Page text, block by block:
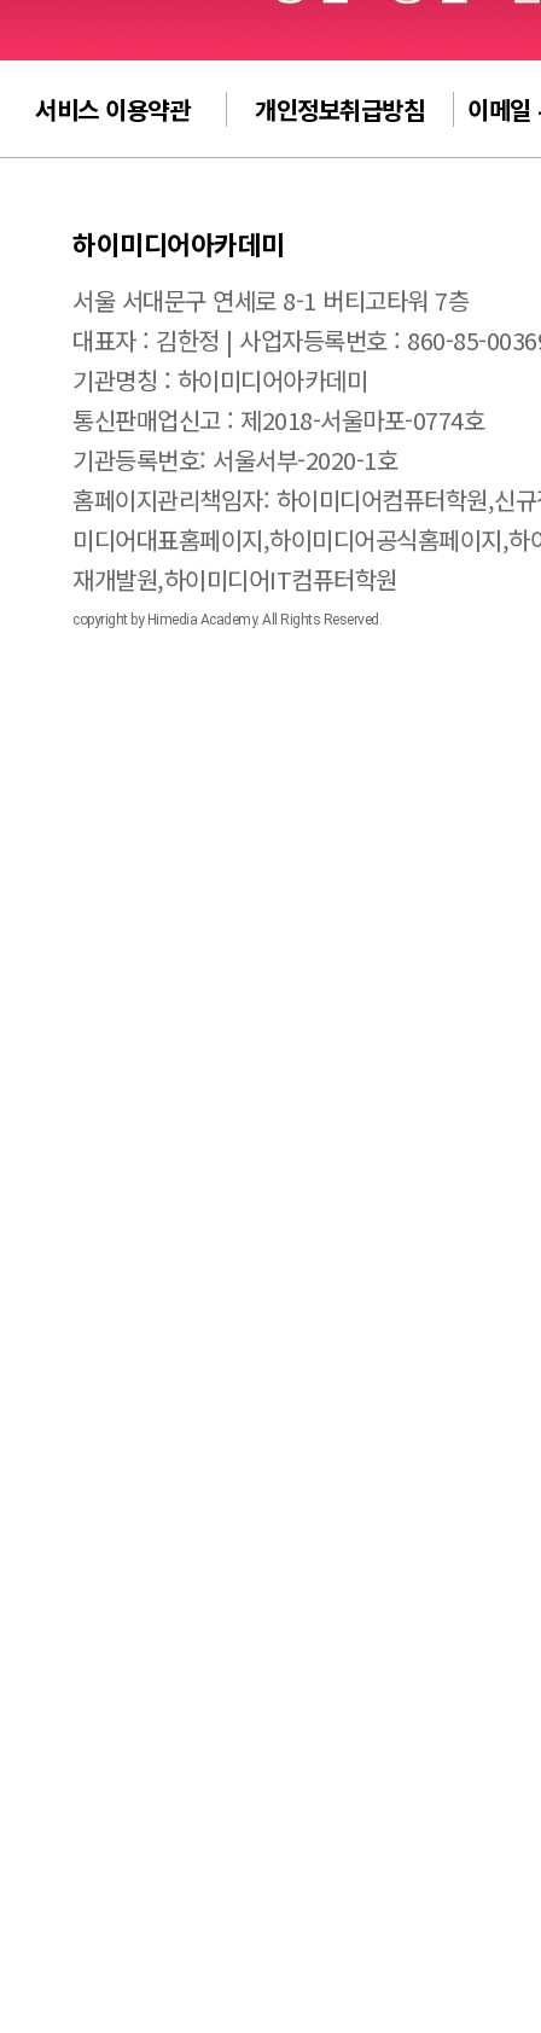
서비스 이용약관 개인정보취급방침 이메일
하이미디어아카데미
서울 서대문구 연세로 8-1 버티고타워 7층
대표자 : 김한정 | 사업자등록번호 : 860-85-
기관명칭 : 하이미디어아카데미
통신판매업신고 : 제2018-서울마포-0774호
기관등록번호: 서울서부-2020-1호
홈페이지관리책임자: 하이미디어컴퓨터학원,신
미디어대표홈페이지,하이미디어공식홈페이지,
재개발원,하이미디어IT컴퓨터학원
copyright by Himedia Academy. All Rights Reserved.